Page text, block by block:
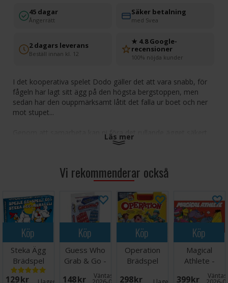
45 dagar
Ångerrätt
Säker betalning
med Svea
2 dagars leverans
Beställ innan kl. 12
★ 4.8 Google-
recensioner
100% nöjda kunder
I det kooperativa spelet Dodo gäller det att vara snabb, för
fågeln har lagt sitt ägg på den högsta bergstoppen, men
sedan har den ouppmärksamt låtit det falla ur boet och ner
mot stupet...
Genom att samarbeta kan ni föra det rullande ägget säkert
ner till foten av berget! Rulla snabbt ihop byggmaterialet ni
har ni vunnit tillsammans.
Vinnare av Deutscher Spiele Preis 2021 för bästa barnspel
Antal spelare: 2-4
Ålder: 6
Speltid: 10 minuter
Språk: Engelska
Läs mer
Vi rekommenderar också
Köp
Steka Ägg
Brädspel
129 SEK
Köp
Guess Who
Grab & Go -
Reseutgåva
148 SEK Väntas in:
Köp
Operation
Brädspel
298 SEK
Köp
Magical
Athlete -
NORSK
399 SEK